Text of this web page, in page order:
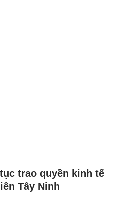
trao quyền kinh tế
Tây Ninh